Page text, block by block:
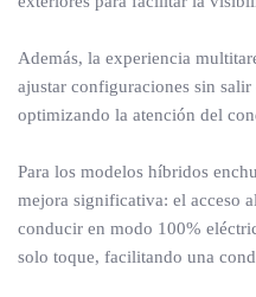
Además, la experiencia
ajustar configuraciones sin
optimizando la atención del
Para los modelos híbridos
mejora significativa: el acceso
conducir en modo 100%
solo toque, facilitando una